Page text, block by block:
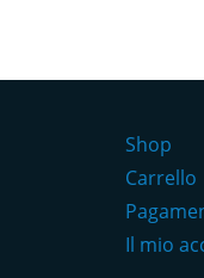
Shop
Carrello
Il mio